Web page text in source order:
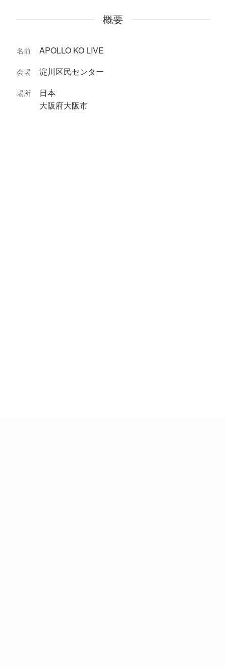
概要
名前 APOLLO KO LIVE
会場 淀川区民センター
場所
日本
大阪府大阪市